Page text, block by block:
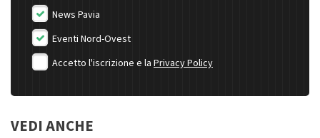
News Pavia
Eventi Nord-Ovest
Accetto l'iscrizione e la Privacy Policy
VEDI ANCHE